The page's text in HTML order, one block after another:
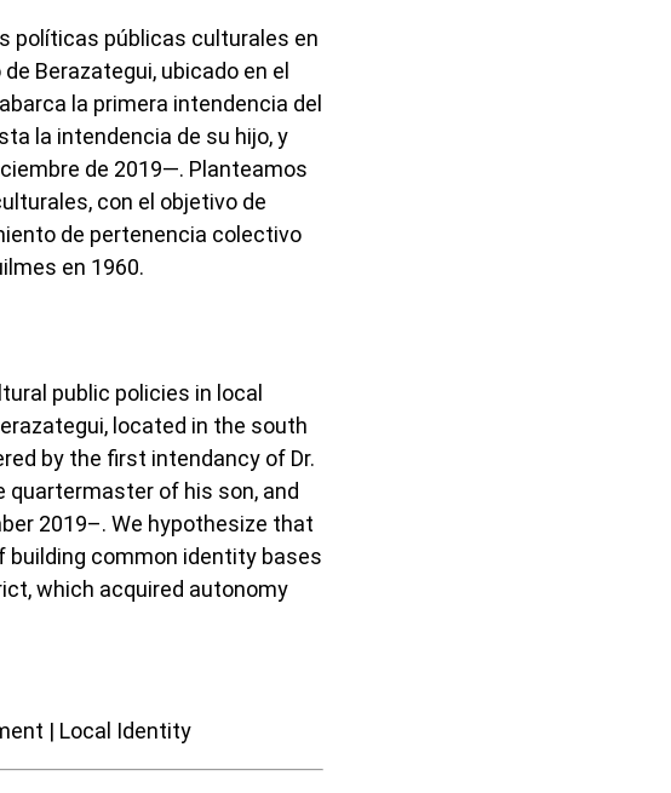
políticas públicas culturales en
Berazategui, ubicado en el
la primera intendencia del
la intendencia de su hijo, y
de 2019—. Planteamos
con el objetivo de
de pertenencia colectivo
en 1960.
public policies in local
located in the south
by the first intendancy of Dr.
of his son, and
2019–. We hypothesize that
building common identity bases
which acquired autonomy
| Local Identity